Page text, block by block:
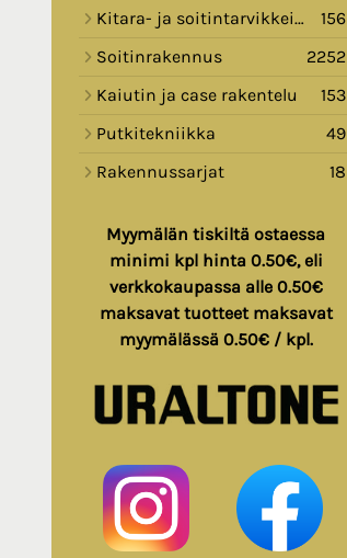
Kitara- ja soitintarvikkeita
156
Soitinrakennus
2252
Kaiutin ja case rakentelu
153
Putkitekniikka
49
Rakennussarjat
18
Myymälän tiskiltä ostaessa
minimi kpl hinta 0.50€, eli
verkkokaupassa alle 0.50€
maksavat tuotteet maksavat
myymälässä 0.50€ / kpl.